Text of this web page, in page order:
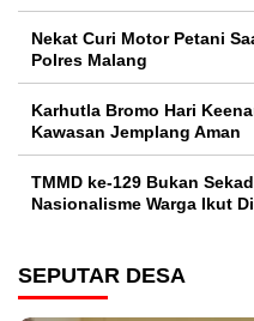
Nekat Curi Motor Petani
Polres Malang
Karhutla Bromo Hari
Kawasan Jemplang Aman
TMMD ke-129 Bukan
Nasionalisme Warga Ikut
SEPUTAR DESA